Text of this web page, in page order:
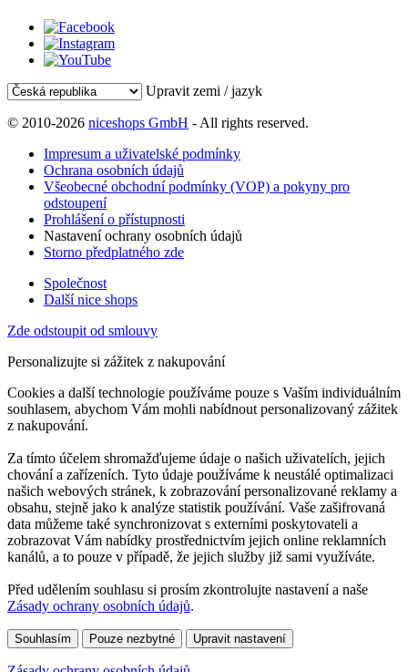
Upravit zemi / jazyk
© 2010-2026 niceshops GmbH - All rights reserved.
Impresum a uživatelské podmínky
Ochrana osobních údajů
Všeobecné obchodní podmínky (VOP) a pokyny pro
odstoupení
Prohlášení o přístupnosti
Nastavení ochrany osobních údajů
Storno předplatného zde
Společnost
Další nice shops
Zde odstoupit od smlouvy
Personalizujte si zážitek z nakupování
Cookies a další technologie používáme pouze s Vaším individuálním
souhlasem, abychom Vám mohli nabídnout personalizovaný zážitek
z nakupování.
Za tímto účelem shromažďujeme údaje o našich uživatelích, jejich
chování a zařízeních. Tyto údaje používáme k neustálé optimalizaci
našich webových stránek, k zobrazování personalizované reklamy a
obsahu, stejně jako k analýze statistik používání. Vaše zašifrovaná
data můžeme také synchronizovat s externími poskytovateli a
zobrazovat Vám nabídky prostřednictvím jejich online reklamních
kanálů, a to pouze v případě, že jejich služby již sami využíváte.
Před udělením souhlasu si prosím zkontrolujte nastavení a naše
Zásady ochrany osobních údajů.
Souhlasím Pouze nezbytné Upravit nastavení